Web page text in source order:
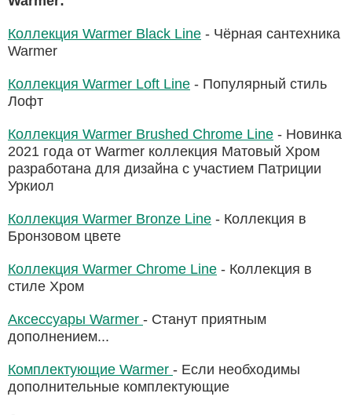
Коллекция Warmer Black Line - Чёрная сантехника
Warmer
Коллекция Warmer Loft Line - Популярный стиль
Лофт
Коллекция Warmer Brushed Chrome Line - Новинка
2021 года от Warmer коллекция Матовый Хром
разработана для дизайна с участием Патриции
Уркиол
Коллекция Warmer Bronze Line - Коллекция в
Бронзовом цвете
Коллекция Warmer Chrome Line - Коллекция в
стиле Хром
Аксессуары Warmer - Станут приятным
дополнением...
Комплектующие Warmer - Если необходимы
дополнительные комплектующие